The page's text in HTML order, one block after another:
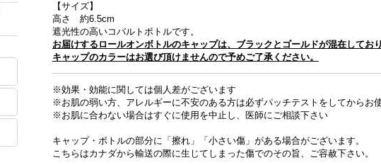
【サイズ】
高さ 約6.5cm
遮光性の高いコバルトボトルです。
お届けするロールオンボトルのキャップは、ブラックとゴールドが混在しており
キャップのカラーはお選び頂けませんので予めご了承ください。
※効果・効能に関しては個人差がございます
※お肌の弱い方、アレルギーに不安のある方は必ずパッチテストをしてからお
※お肌に合わない場合はすぐに使用を中止し、医師にご相談下さい
キャップ・ボトルの部分に「擦れ」「小さい傷」がある場合がございます。
こちらはカナダから輸送の際に生じてしまった傷でのその旨、ご容赦下さい。